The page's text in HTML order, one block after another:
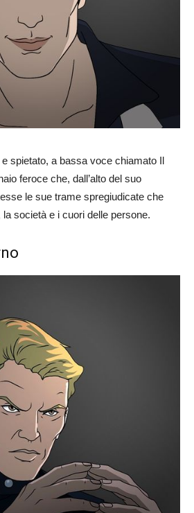
spietato, a bassa voce chiamato Il
feroce che, dall’alto del suo
le sue trame spregiudicate che
la società e i cuori delle persone.